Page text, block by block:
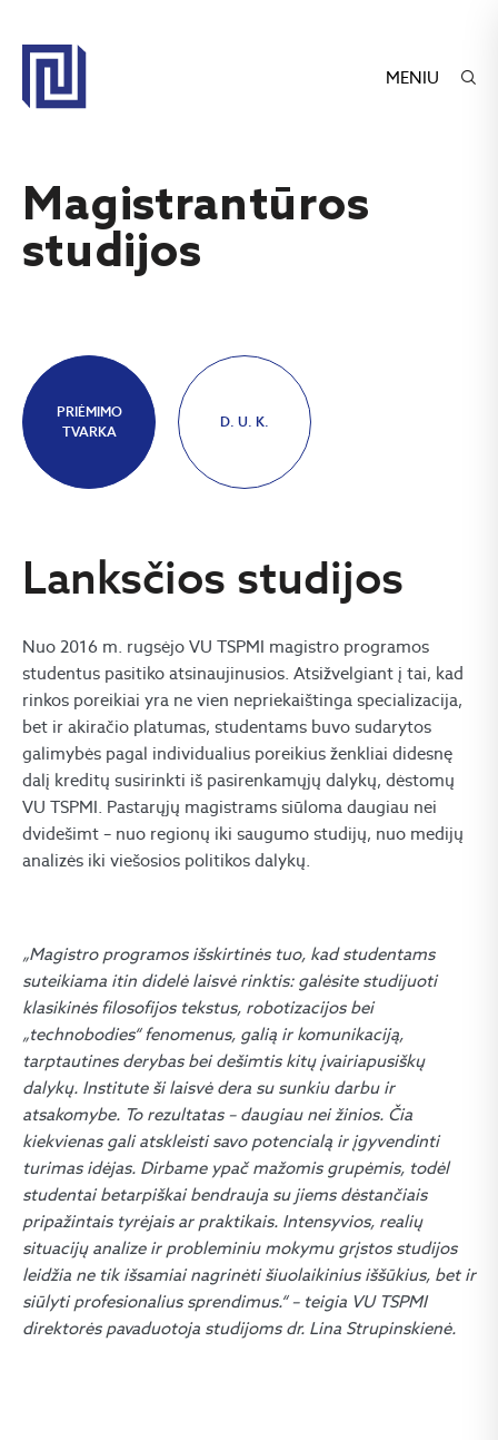
MENIU
Magistrantūros
studijos
PRIĖMIMO
TVARKA
D. U. K.
Lanksčios studijos
Nuo 2016 m. rugsėjo VU TSPMI magistro programos
studentus pasitiko atsinaujinusios. Atsižvelgiant į tai, kad
rinkos poreikiai yra ne vien nepriekaištinga specializacija,
bet ir akiračio platumas, studentams buvo sudarytos
galimybės pagal individualius poreikius ženkliai didesnę
dalį kreditų susirinkti iš pasirenkamųjų dalykų, dėstomų
VU TSPMI. Pastarųjų magistrams siūloma daugiau nei
dvidešimt – nuo regionų iki saugumo studijų, nuo medijų
analizės iki viešosios politikos dalykų.
„Magistro programos išskirtinės tuo, kad studentams
suteikiama itin didelė laisvė rinktis: galėsite studijuoti
klasikinės filosofijos tekstus, robotizacijos bei
„technobodies“ fenomenus, galią ir komunikaciją,
tarptautines derybas bei dešimtis kitų įvairiapusiškų
dalykų. Institute ši laisvė dera su sunkiu darbu ir
atsakomybe. To rezultatas – daugiau nei žinios. Čia
kiekvienas gali atskleisti savo potencialą ir įgyvendinti
turimas idėjas. Dirbame ypač mažomis grupėmis, todėl
studentai betarpiškai bendrauja su jiems dėstančiais
pripažintais tyrėjais ar praktikais. Intensyvios, realių
situacijų analize ir probleminiu mokymu grįstos studijos
leidžia ne tik išsamiai nagrinėti šiuolaikinius iššūkius, bet ir
siūlyti profesionalius sprendimus.“ – teigia VU TSPMI
direktorės pavaduotoja studijoms dr. Lina Strupinskienė.